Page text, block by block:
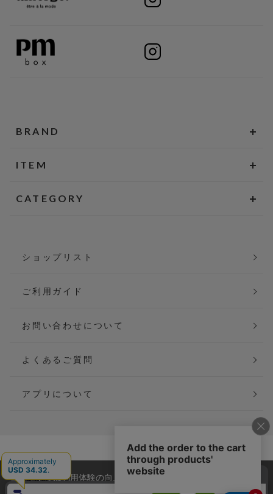
BRAND
ITEM
CATEGORY
ショップリスト
ご利用ガイド
お問い合わせについて
よくあるご質問
アプリについて
会社概要
特定商取引法に基づく表記
ご利用規約
当サイトでは利用体験の向上およびコンテンツの最適な提供、ト
ラフィックの分析を目的としてCookieを使用しています。